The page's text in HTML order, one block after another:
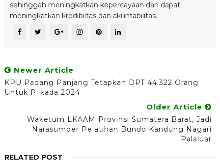
sehinggah meningkatkan kepercayaan dan dapat
meningkatkan kredibiltas dan akuntabilitas.
Newer Article
KPU Padang Panjang Tetapkan DPT 44.322 Orang
Untuk Pilkada 2024
Older Article
Waketum LKAAM Provinsi Sumatera Barat, Jadi
Narasumber Pelatihan Bundo Kandung Nagari
Palaluar
RELATED POST